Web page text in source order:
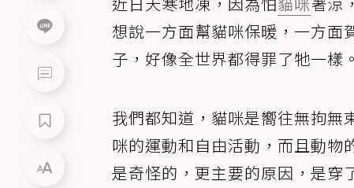
想說一方面幫貓咪保暖，一方面
子，好像全世界都得罪了牠一樣。
我們都知道，貓咪是嚮往無拘無
咪的運動和自由活動，而且動物
是奇怪的，更主要的原因，是穿